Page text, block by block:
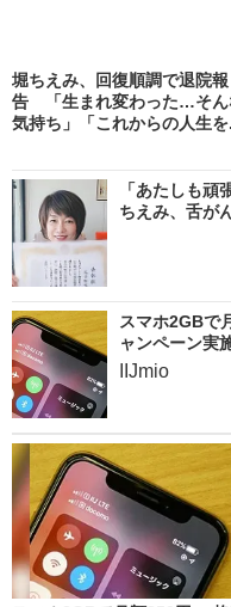
堀ちえみ、回復順調で退院報
告 「生まれ変わった…そん
気持ち」「これからの人生を
「あたしも
ちえみ、舌が
スマホ2GBで
ャンペーン実
IIJmio